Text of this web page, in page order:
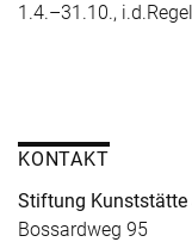
1.4.–31.10.,
KONTAKT
Stiftung
Bossardweg 95